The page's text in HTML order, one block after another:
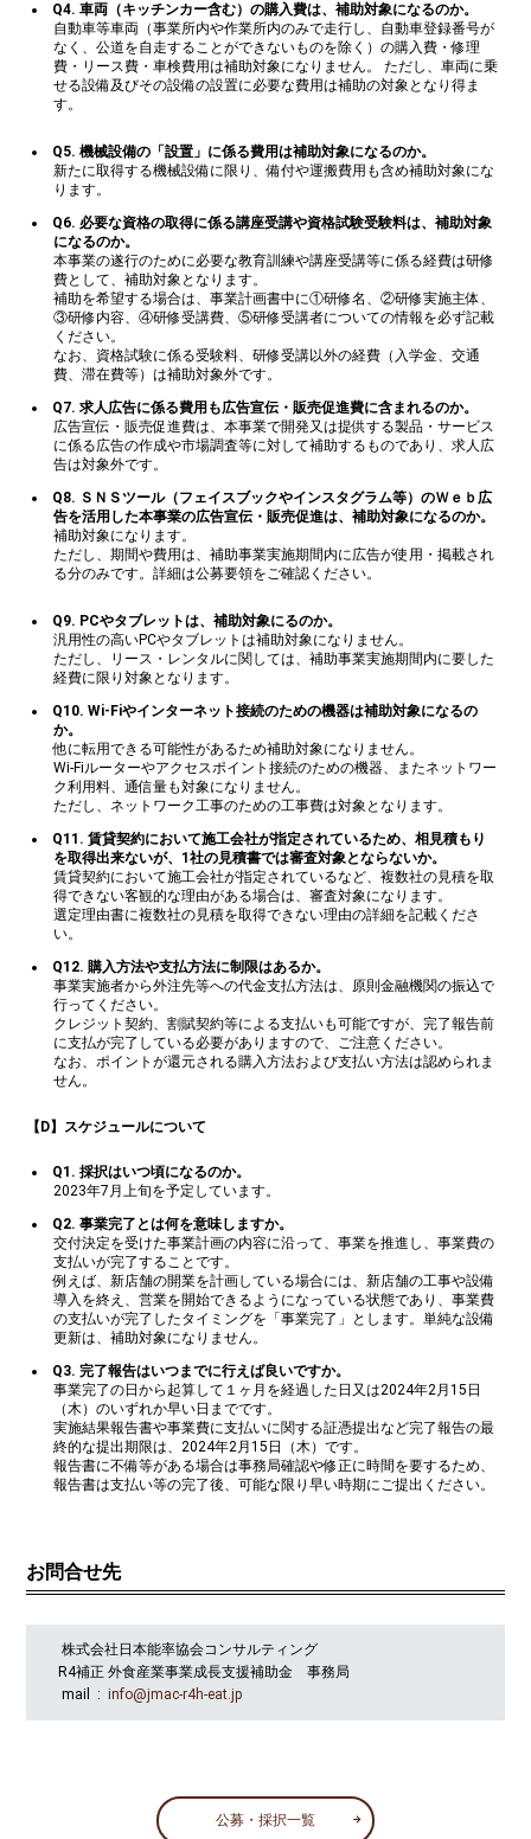
Q4. 車両（キッチンカー含む）の購入費は、補助対象になるのか。
自動車等車両（事業所内や作業所内のみで走行し、自動車登録番号が
なく、公道を自走することができないものを除く）の購入費・修理
費・リース費・車検費用は補助対象になりません。 ただし、車両に乗
せる設備及びその設備の設置に必要な費用は補助の対象となり得ま
す。
Q5. 機械設備の「設置」に係る費用は補助対象になるのか。
新たに取得する機械設備に限り、備付や運搬費用も含め補助対象にな
ります。
Q6. 必要な資格の取得に係る講座受講や資格試験受験料は、補助対象
になるのか。
本事業の遂行のために必要な教育訓練や講座受講等に係る経費は研修
費として、補助対象となります。
補助を希望する場合は、事業計画書中に①研修名、②研修実施主体、
③研修内容、④研修受講費、⑤研修受講者についての情報を必ず記載
ください。
なお、資格試験に係る受験料、研修受講以外の経費（入学金、交通
費、滞在費等）は補助対象外です。
Q7. 求人広告に係る費用も広告宣伝・販売促進費に含まれるのか。
広告宣伝・販売促進費は、本事業で開発又は提供する製品・サービス
に係る広告の作成や市場調査等に対して補助するものであり、求人広
告は対象外です。
Q8. ＳＮＳツール（フェイスブックやインスタグラム等）のＷｅｂ広
告を活用した本事業の広告宣伝・販売促進は、補助対象になるのか。
補助対象になります。
ただし、期間や費用は、補助事業実施期間内に広告が使用・掲載され
る分のみです。詳細は公募要領をご確認ください。
Q9. PCやタブレットは、補助対象にるのか。
汎用性の高いPCやタブレットは補助対象になりません。
ただし、リース・レンタルに関しては、補助事業実施期間内に要した
経費に限り対象となります。
Q10. Wi-Fiやインターネット接続のための機器は補助対象になるの
か。
他に転用できる可能性があるため補助対象になりません。
Wi-Fiルーターやアクセスポイント接続のための機器、またネットワー
ク利用料、通信量も対象になりません。
ただし、ネットワーク工事のための工事費は対象となります。
Q11. 賃貸契約において施工会社が指定されているため、相見積もり
を取得出来ないが、1社の見積書では審査対象とならないか。
賃貸契約において施工会社が指定されているなど、複数社の見積を取
得できない客観的な理由がある場合は、審査対象になります。
選定理由書に複数社の見積を取得できない理由の詳細を記載くださ
い。
Q12. 購入方法や支払方法に制限はあるか。
事業実施者から外注先等への代金支払方法は、原則金融機関の振込で
行ってください。
クレジット契約、割賦契約等による支払いも可能ですが、完了報告前
に支払が完了している必要がありますので、ご注意ください。
なお、ポイントが還元される購入方法および支払い方法は認められま
せん。
【D】 スケジュールについて
Q1. 採択はいつ頃になるのか。
2023年7月上旬を予定しています。
Q2. 事業完了とは何を意味しますか。
交付決定を受けた事業計画の内容に沿って、事業を推進し、事業費の
支払いが完了することです。
例えば、新店舗の開業を計画している場合には、新店舗の工事や設備
導入を終え、営業を開始できるようになっている状態であり、事業費
の支払いが完了したタイミングを「事業完了」とします。単純な設備
更新は、補助対象になりません。
Q3. 完了報告はいつまでに行えば良いですか。
事業完了の日から起算して１ヶ月を経過した日又は2024年2月15日
（木）のいずれか早い日までです。
実施結果報告書や事業費に支払いに関する証憑提出など完了報告の最
終的な提出期限は、2024年2月15日（木）です。
報告書に不備等がある場合は事務局確認や修正に時間を要するため、
報告書は支払い等の完了後、可能な限り早い時期にご提出ください。
お問合せ先
株式会社日本能率協会コンサルティング
R4補正 外食産業事業成長支援補助金 事務局
mail :info@jmac-r4h-eat.jp
公募・採択一覧